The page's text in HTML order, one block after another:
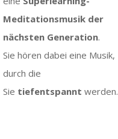
Meditationsmusik der
nächsten Generation.
Sie hören dabei eine Musik,
durch die
Sie tiefentspannt werden.